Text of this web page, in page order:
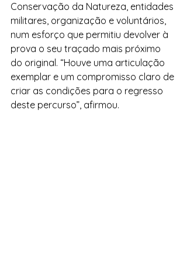
Conservação da Natureza, entidades
militares, organização e voluntários,
num esforço que permitiu devolver à
prova o seu traçado mais próximo
do original. “Houve uma articulação
exemplar e um compromisso claro de
criar as condições para o regresso
deste percurso”, afirmou.